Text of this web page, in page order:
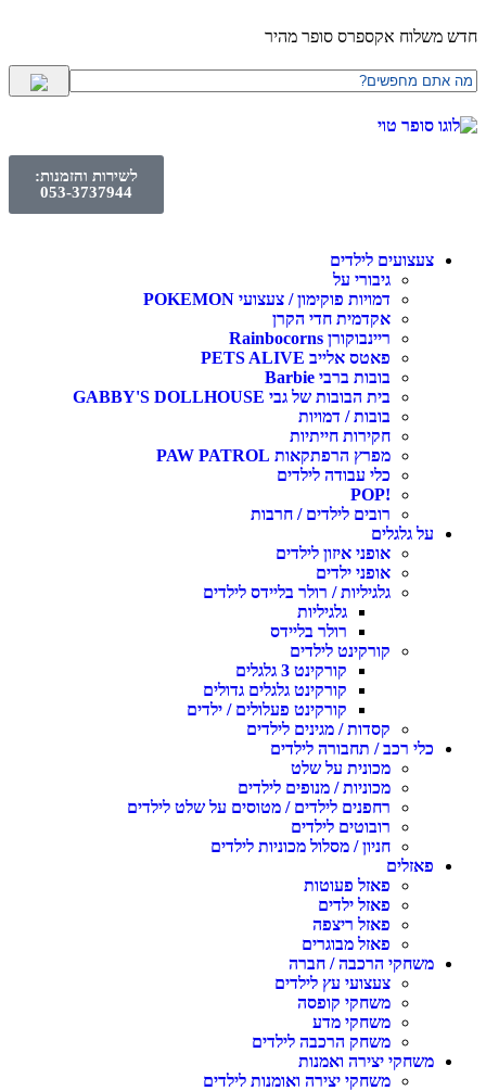
חדש משלוח אקספרס סופר מהיר
לשירות והזמנות:
053-3737944
צעצועים לילדים
גיבורי על
דמויות פוקימון / צעצועי POKEMON
אקדמית חדי הקרן
ריינבוקורן Rainbocorns
פאטס אלייב PETS ALIVE
בובות ברבי Barbie
בית הבובות של גבי GABBY'S DOLLHOUSE
בובות / דמויות
חקירות חייתיות
מפרץ הרפתקאות PAW PATROL
כלי עבודה לילדים
!POP
רובים לילדים / חרבות
על גלגלים
אופני איזון לילדים
אופני ילדים
גלגיליות / רולר בליידס לילדים
גלגיליות
רולר בליידס
קורקינט לילדים
קורקינט 3 גלגלים
קורקינט גלגלים גדולים
קורקינט פעלולים / ילדים
קסדות / מגינים לילדים
כלי רכב / תחבורה לילדים
מכונית על שלט
מכוניות / מנופים לילדים
רחפנים לילדים / מטוסים על שלט לילדים
רובוטים לילדים
חניון / מסלול מכוניות לילדים
פאזלים
פאזל פעוטות
פאזל ילדים
פאזל ריצפה
פאזל מבוגרים
משחקי הרכבה / חברה
צעצועי עץ לילדים
משחקי קופסה
משחקי מדע
משחק הרכבה לילדים
משחקי יצירה ואמנות
משחקי יצירה ואומנות לילדים